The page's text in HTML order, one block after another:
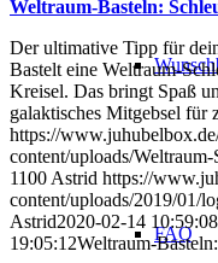
FAQ
Weltraum-Basteln:
Der ultimative Tipp für
Bastelt eine Weltraum-
Kreisel. Das bringt Spaß
galaktisches Mitgebsel für
https://
content/uploads/
1100 Astrid https://
content/uploads/2019/01/
Astrid2020-02-14 10:59:08
19:05:12Weltraum-